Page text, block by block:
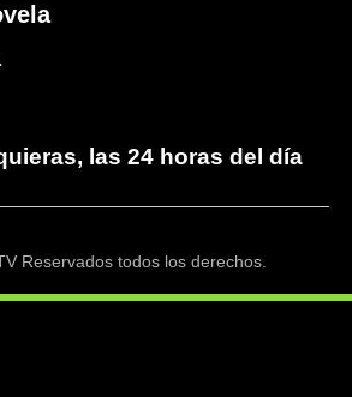
las 24 horas del día
Reservados todos los derechos.